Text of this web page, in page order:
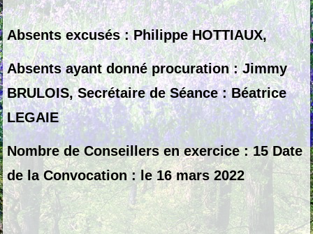
Absents excusés : Philippe HOTTIAUX,
Absents ayant donné procuration : Jimmy
BRULOIS, Secrétaire de Séance : Béatrice
LEGAIE
Nombre de Conseillers en exercice : 15Date
de la Convocation : le 16 mars 2022